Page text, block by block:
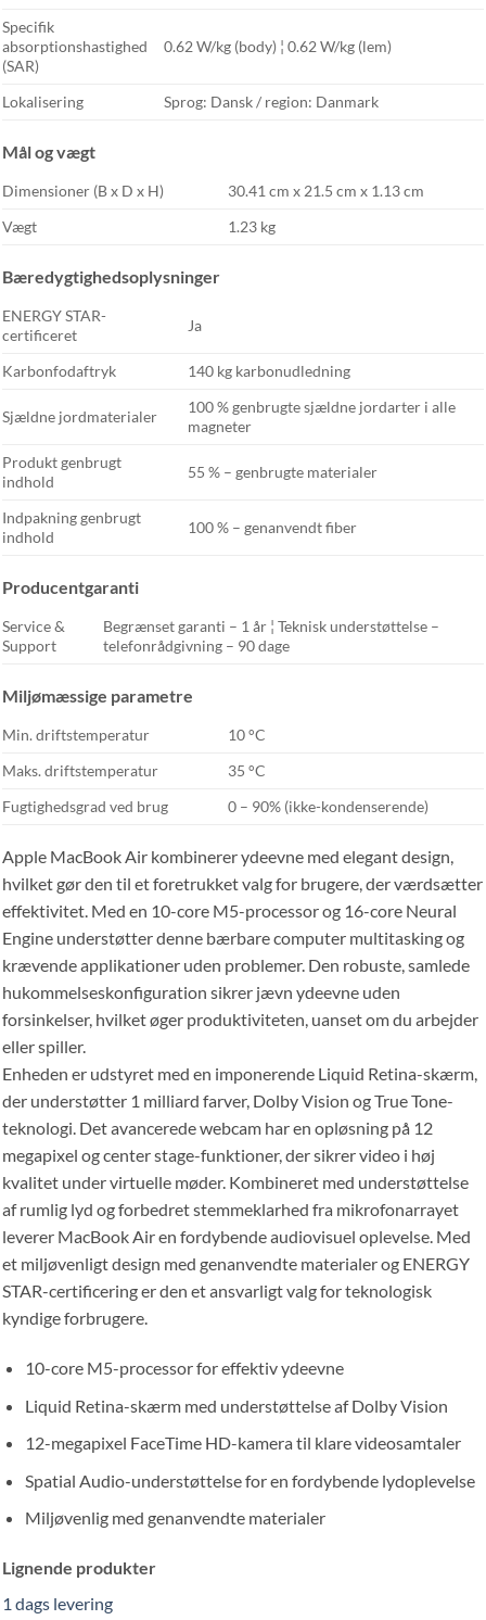
Specifik
absorptionshastighed
(SAR)
0.62 W/kg (body) ¦ 0.62 W/kg (lem)
Lokalisering Sprog: Dansk / region: Danmark
Mål og vægt
Dimensioner (B x D x H)
30.41 cm x 21.5 cm x 1.13 cm
Vægt
1.23 kg
Bæredygtighedsoplysninger
ENERGY STAR-
certificeret
Ja
Karbonfodaftryk 140 kg karbonudledning
Sjældne jordmaterialer
100 % genbrugte sjældne jordarter i alle
magneter
Produkt genbrugt
indhold
55 % – genbrugte materialer
Indpakning genbrugt
indhold
100 % – genanvendt fiber
Producentgaranti
Service &
Support
Begrænset garanti – 1 år ¦ Teknisk understøttelse –
telefonrådgivning – 90 dage
Miljømæssige parametre
Min. driftstemperatur
10 °C
Maks. driftstemperatur
35 °C
Fugtighedsgrad ved brug
0 – 90% (ikke-kondenserende)
Apple MacBook Air kombinerer ydeevne med elegant design,
hvilket gør den til et foretrukket valg for brugere, der værdsætter
effektivitet. Med en 10-core M5-processor og 16-core Neural
Engine understøtter denne bærbare computer multitasking og
krævende applikationer uden problemer. Den robuste, samlede
hukommelseskonfiguration sikrer jævn ydeevne uden
forsinkelser, hvilket øger produktiviteten, uanset om du arbejder
eller spiller.
Enheden er udstyret med en imponerende Liquid Retina-skærm,
der understøtter 1 milliard farver, Dolby Vision og True Tone-
teknologi. Det avancerede webcam har en opløsning på 12
megapixel og center stage-funktioner, der sikrer video i høj
kvalitet under virtuelle møder. Kombineret med understøttelse
af rumlig lyd og forbedret stemmeklarhed fra mikrofonarrayet
leverer MacBook Air en fordybende audiovisuel oplevelse. Med
et miljøvenligt design med genanvendte materialer og ENERGY
STAR-certificering er den et ansvarligt valg for teknologisk
kyndige forbrugere.
10-core M5-processor for effektiv ydeevne
Liquid Retina-skærm med understøttelse af Dolby Vision
12-megapixel FaceTime HD-kamera til klare videosamtaler
Spatial Audio-understøttelse for en fordybende lydoplevelse
Miljøvenlig med genanvendte materialer
Lignende produkter
1 dags levering